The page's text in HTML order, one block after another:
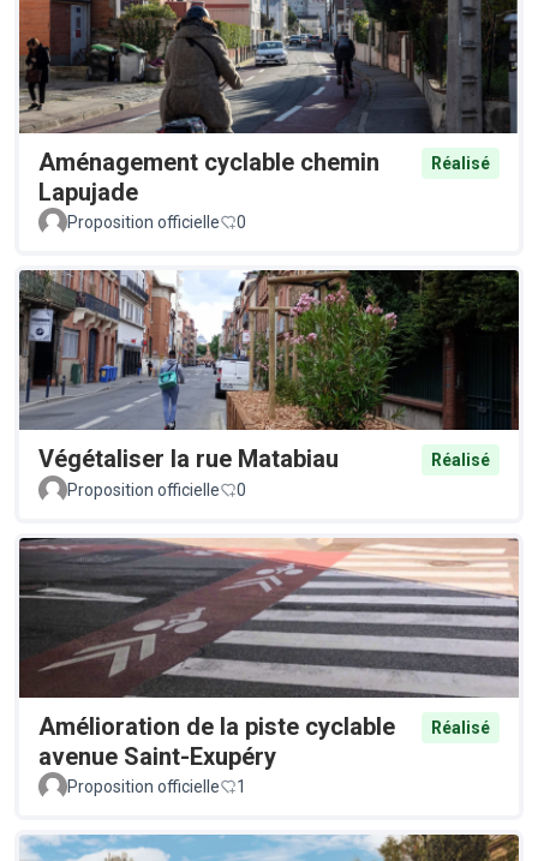
Aménagement cyclable chemin
Lapujade
Réalisé
Proposition officielle 0
Végétaliser la rue Matabiau
Réalisé
Proposition officielle
0
Amélioration de la piste cyclable
avenue Saint-Exupéry
Réalisé
Proposition officielle 1